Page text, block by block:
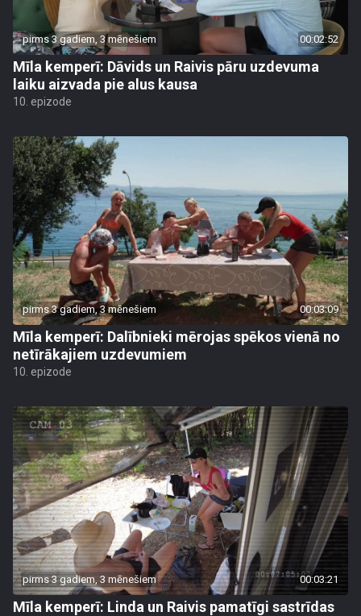
pirms 3 gadiem, 3 mēnešiem 00:02:52
Mīla kemperī: Dāvids un Raivis pāru uzdevuma
laiku aizvada pie alus kausa
10. epizode
pirms 3 gadiem, 3 mēnešiem 00:03:09
Mīla kemperī: Dalībnieki mērojas spēkos vienā no
netīrākajiem uzdevumiem
10. epizode
pirms 3 gadiem, 3 mēnešiem 00:03:21
Mīla kemperī: Linda un Raivis pamatīgi sastrīdas